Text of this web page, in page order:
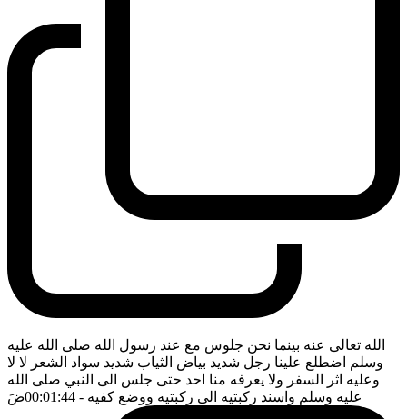
الله تعالى عنه بينما نحن جلوس مع عند رسول الله صلى الله عليه
وسلم اضطلع علينا رجل شديد بياض الثياب شديد سواد الشعر لا لا
وعليه اثر السفر ولا يعرفه منا احد حتى جلس الى النبي صلى الله
عليه وسلم واسند ركبتيه الى ركبتيه ووضع كفيه - 00:01:44 ضَ